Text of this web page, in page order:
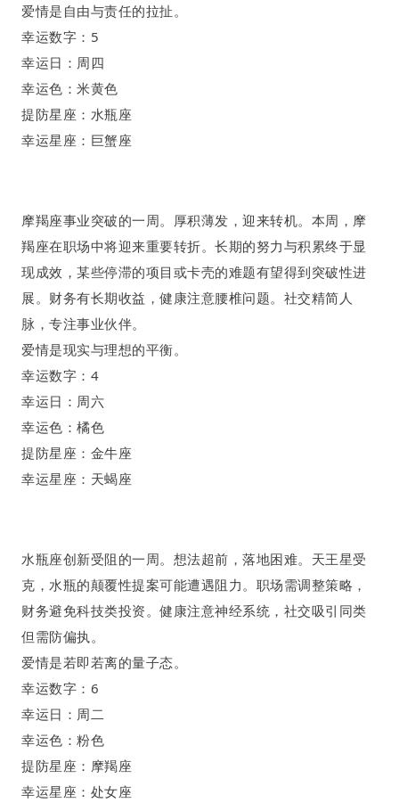
爱情是自由与责任的拉扯 。
幸运数字： 5
幸运日：周四
幸运色：米黄色
提防星座：水瓶座
幸运星座：巨蟹座
摩羯座事业突破的一周。 厚积薄发 ， 迎来转机。 本周，摩
羯座在职场中将迎来重要转折。长期的努力与积累终于显
现成效，某些停滞的项目或卡壳的难题有望得到突破性进
展。 财务有长期收益，健康注意腰椎问题。社交精简人
脉，专注事业伙伴。
爱情是现实与理想的平衡。
幸运数字： 4
幸运日：周六
幸运色：橘色
提防星座：金牛座
幸运星座：天蝎座
水瓶座创新受阻的一周。 想法超前 ， 落地困难。 天王星受
克 ，水瓶的颠覆性提案可能遭遇阻力。职场需调整策略，
财务避免科技类投资。健康注意神经系统，社交吸引同类
但需防偏执。
爱情是若即若离的量子态。
幸运数字： 6
幸运日：周二
幸运色：粉色
提防星座：摩羯座
幸运星座：处女座